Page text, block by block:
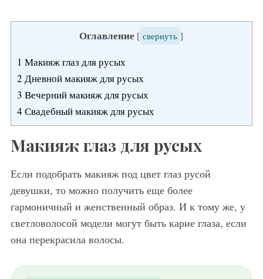
Оглавление [ свернуть ]
1 Макияж глаз для русых
2 Дневной макияж для русых
3 Вечерний макияж для русых
4 Свадебный макияж для русых
Макияж глаз для русых
Если подобрать макияж под цвет глаз русой
девушки, то можно получить еще более
гармоничный и женственный образ. И к тому же, у
светловолосой модели могут быть карие глаза, если
она перекрасила волосы.